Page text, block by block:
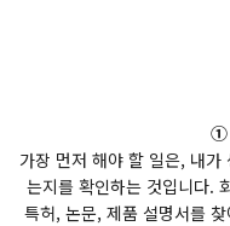
①
가장 먼저 해야 할 일은, 내가
는지를 확인하는 것입니다.
특허, 논문, 제품 설명서를